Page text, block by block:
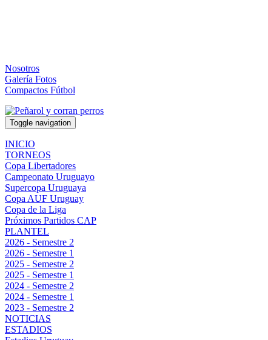
Nosotros
Galería Fotos
Compactos Fútbol
Toggle navigation
INICIO
TORNEOS
Copa Libertadores
Campeonato Uruguayo
Supercopa Uruguaya
Copa AUF Uruguay
Copa de la Liga
Próximos Partidos CAP
PLANTEL
2026 - Semestre 2
2026 - Semestre 1
2025 - Semestre 2
2025 - Semestre 1
2024 - Semestre 2
2024 - Semestre 1
2023 - Semestre 2
NOTICIAS
ESTADIOS